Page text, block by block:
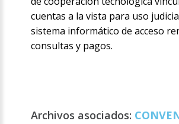
cuentas a la vista para uso
sistema informático de acceso
consultas y pagos.
Archivos asociados: